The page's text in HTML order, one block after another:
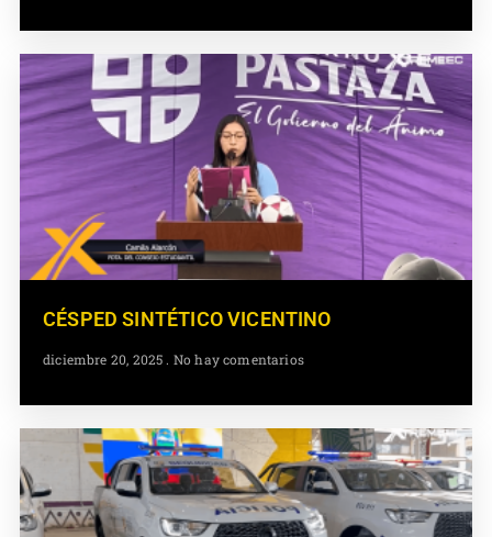
CÉSPED SINTÉTICO VICENTINO
diciembre 20, 2025 No hay comentarios